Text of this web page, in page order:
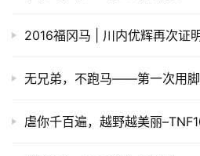
训
频
2016福冈马 | 川内优辉再次证
无兄弟，不跑马——第一次用
虐你千百遍，越野越美丽